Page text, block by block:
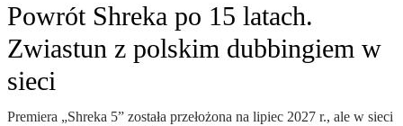
Powrót Shreka po 15 latach.
Zwiastun z polskim dubbingiem w
sieci
Premiera „Shreka 5” została przełożona na lipiec 2027 r., ale w sieci